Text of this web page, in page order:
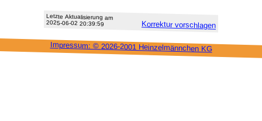
Letzte Aktu­alisie­rung am
2025-06-02 20:39:59 Korrektur vor­schlagen
Impressum: © 2026-2001 Heinzel­männchen KG